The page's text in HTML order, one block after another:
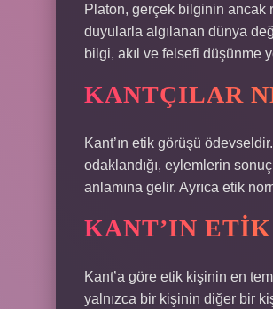
Platon, gerçek bilginin ancak
duyularla algılanan dünya
bilgi, akıl ve felsefi düşünme
KANTÇILAR
Kant’ın etik görüşü
odaklandığı, eylemlerin
anlamına gelir. Ayrıca etik
KANT’IN ETIK
Kant’a göre etik kişinin en
yalnızca bir kişinin diğer bir